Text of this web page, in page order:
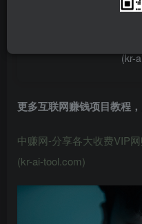
链接
中赚网 - 分享各大收费
(kr-
更多互联网赚钱项目教程
中赚网-分享各大收费VIP
(kr-ai-tool.com)